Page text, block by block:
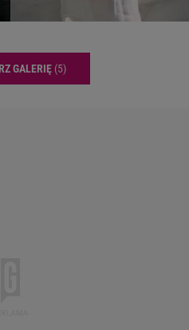
GALERIĘ (5)